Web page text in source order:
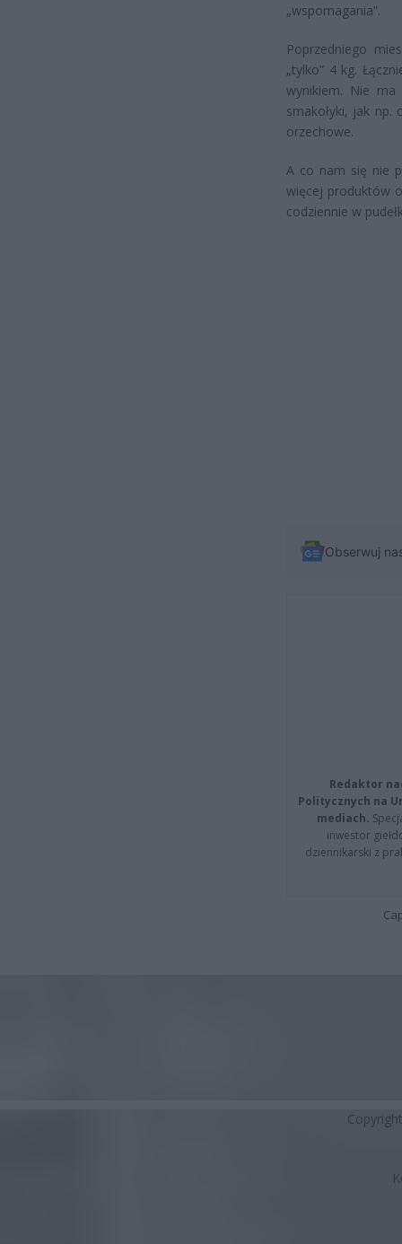
„wspomagania”.
Poprzedniego
„tylko” 4 kg.
wynikiem. Nie
smakołyki, jak np.
orzechowe.
A co nam się nie
więcej produktów
codziennie w
Obserwuj
Redaktor
Politycznych na
mediach.
inwestor
dziennikarski z